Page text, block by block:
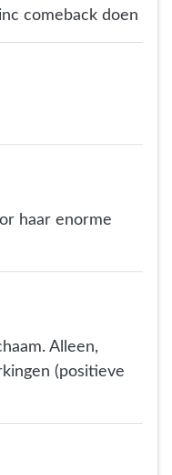
comeback doen
haar enorme
Alleen,
(positieve